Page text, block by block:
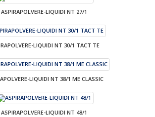
ASPIRAPOLVERE-LIQUIDI NT 27/1
LIQUIDI NT 30/1 TACT TE
LIQUIDI NT 38/1 ME CLASSIC
ASPIRAPOLVERE-LIQUIDI NT 48/1